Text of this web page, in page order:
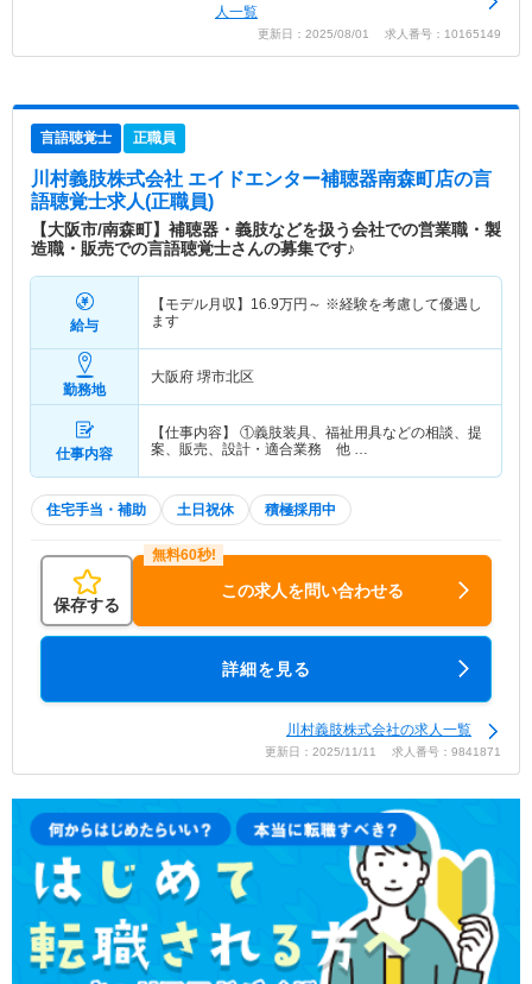
人一覧
更新日：2025/08/01 求人番号：10165149
言語聴覚士 正職員
川村義肢株式会社 エイドエンター補聴器南森町店の言
語聴覚士求人(正職員)
【大阪市/南森町】補聴器・義肢などを扱う会社での営業職・製
造職・販売での言語聴覚士さんの募集です♪
給与
【モデル月収】 16.9万円～ ※経験を考慮して優遇し
ます
勤務地
大阪府 堺市北区
仕事内容
【仕事内容】 ①義肢装具、福祉用具などの相談、提
案、販売、設計・適合業務 他 …
住宅手当・補助 土日祝休 積極採用中
保存する
この求人を問い合わせる
詳細を見る
川村義肢株式会社の求人一覧
更新日：2025/11/11 求人番号：9841871